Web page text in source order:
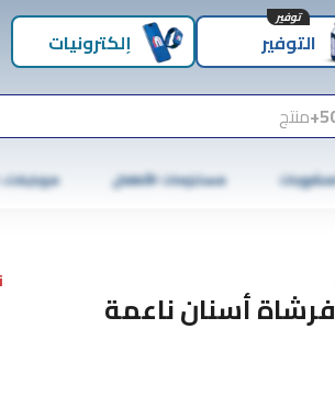
التوفير
توفير
إلكترونيات
منتج
مستلزمات الأطفال
أسنان ناعمة